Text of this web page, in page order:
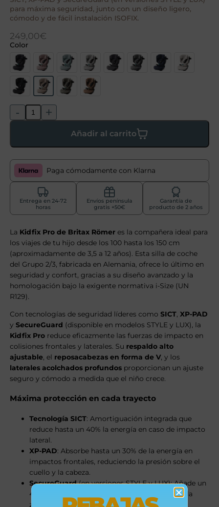
para máxima seguridad, junto con un diseño ligero,
cómodo y de fácil instalación ISOFIX.
249,00€
Color
- +
Añadir al carrito
Paga cómodamente con Klarna
Entrega en 24-72
horas
Envíos península
gratis +50€
Garantía de
producto de 2 años
La Kidfix Pro de Britax Römer es la compañera ideal para
los viajes de tu hijo desde los 100 hasta los 150 cm
(aproximadamente de 3,5 a 12 años). Esta silla de coche
del Grupo 2/3, fabricada en Alemania, ofrece lo último en
seguridad y confort, gracias a su diseño avanzado y la
homologación bajo la exigente normativa i-Size (UN
R129).
Con tecnologías de seguridad líderes como SICT, XP-PAD
y SecureGuard (disponible en modelos STYLE y LUX), la
Kidfix Pro reduce eficazmente las fuerzas de impacto en
colisiones frontales y laterales. Su respaldo alto
ajustable, el reposacabezas en forma de V, y los
laterales acolchados profundos proporcionan un ajuste
seguro y cómodo a medida que el niño crece.
Máxima protección en cada trayecto
Tecnología SICT: Amortiguación integrada que
reduce hasta un 40% la energía en caso de impacto
lateral.
XP-PAD: Absorbe hasta un 30% de la energía en
impactos frontales, reduciendo la presión sobre el
cuello y la cabeza.
SecureGuard(en versiones STYLE y LUX): Añade un
4.º punto de anclaje al cinturón para proteger la
zona abdominal.